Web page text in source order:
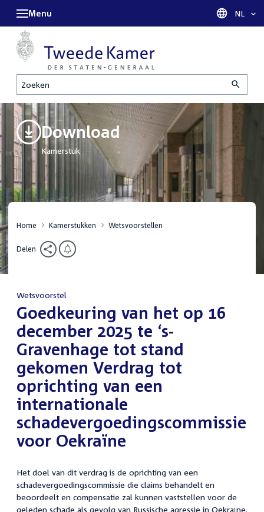
Zoeken
Menu Taal
NL
Download
Kamerstuk
Home Kamerstukken Wetsvoorstellen
Delen
Wetsvoorstel
:Goedkeuring van het op 16
december 2025 te ‘s-
Gravenhage tot stand
gekomen Verdrag tot
oprichting van een
internationale
schadevergoedingscommissie
voor Oekraïne
Het doel van dit verdrag is de oprichting van een
schadevergoedingscommissie die claims behandelt en
beoordeelt en compensatie zal kunnen vaststellen voor de
geleden schade als gevolg van Russische agressie in Oekraïne.